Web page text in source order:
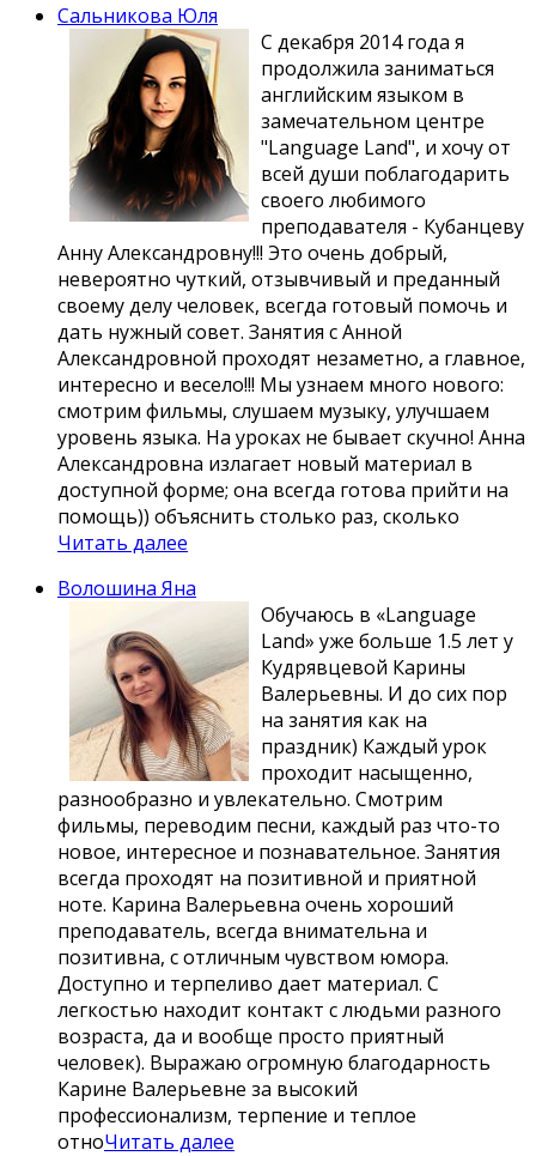
Nelson Mandela:
Иоганн Гете:
«A man who knows two
languages is worth
two men».
(French Proverb)
«Learning another language
is like becoming another
person».
«Language is power, life
and the instrument of
culture, the instrument of
domination and liberation».
Angela Carter:
Сальникова Юля
С декабря 2014 года я
продолжила заниматься
английским языком в
замечательном центре
"Language Land", и хочу от
всей души поблагодарить
своего любимого
преподавателя - Кубанцеву
Анну Александровну!!! Это очень добрый,
невероятно чуткий, отзывчивый и преданный
своему делу человек, всегда готовый помочь и
дать нужный совет. Занятия с Анной
Александровной проходят незаметно, а главное,
интересно и весело!!! Мы узнаем много нового:
смотрим фильмы, слушаем музыку, улучшаем
уровень языка. На уроках не бывает скучно! Анна
Александровна излагает новый материал в
доступной форме; она всегда готова прийти на
помощь)) объяснить столько раз, сколько
Читать далее
Волошина Яна
Обучаюсь в «Language
Land» уже больше 1.5 лет у
Кудрявцевой Карины
Валерьевны. И до сих пор
на занятия как на
праздник) Каждый урок
проходит насыщенно,
разнообразно и увлекательно. Смотрим
фильмы, переводим песни, каждый раз что-то
новое, интересное и познавательное. Занятия
всегда проходят на позитивной и приятной
ноте. Карина Валерьевна очень хороший
преподаватель, всегда внимательна и
позитивна, с отличным чувством юмора.
Доступно и терпеливо дает материал. С
легкостью находит контакт с людьми разного
возраста, да и вообще просто приятный
человек). Выражаю огромную благодарность
Карине Валерьевне за высокий
профессионализм, терпение и теплое
отноЧитать далее